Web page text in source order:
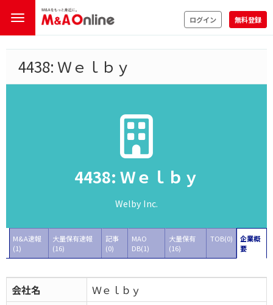
ログイン 無料登録
4438: Ｗｅｌｂｙ
4438: Ｗｅｌｂｙ
Welby Inc.
M&A速報
(1)
大量保有速報
(16)
記事
(0)
MAO
DB(1)
大量保有
(16)
TOB(0)
企業概
要
会社名
Ｗｅｌｂｙ